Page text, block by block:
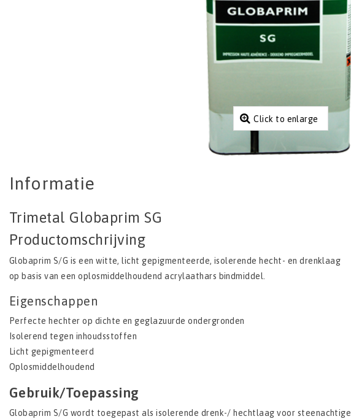
Click to enlarge
Informatie
Trimetal Globaprim SG
Productomschrijving
Globaprim S/G is een witte, licht gepigmenteerde, isolerende hecht- en drenklaag
op basis van een oplosmiddelhoudend acrylaathars bindmiddel.
Eigenschappen
Perfecte hechter op dichte en geglazuurde ondergronden
Isolerend tegen inhoudsstoffen
Licht gepigmenteerd
Oplosmiddelhoudend
Gebruik/Toepassing
Globaprim S/G wordt toegepast als isolerende drenk-/ hechtlaag voor steenachtige